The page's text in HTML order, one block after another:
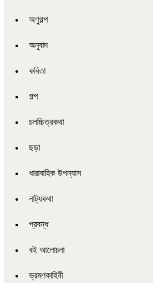
অণুগল্প
অনুবাদ
কবিতা
গল্প
চলচ্চিত্রকথা
ছড়া
ধারাবাহিক উপন্যাস
নাট্যকথা
প্রবন্ধ
বই আলোচনা
ভ্রমণকাহিনী